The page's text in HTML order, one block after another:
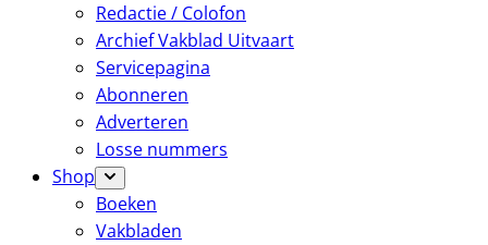
Redactie / Colofon
Archief Vakblad Uitvaart
Servicepagina
Abonneren
Adverteren
Losse nummers
Shop
Boeken
Vakbladen